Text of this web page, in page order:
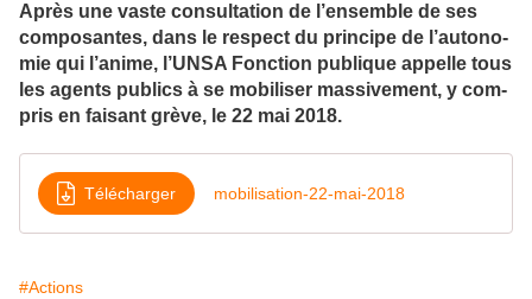
Après une vaste consul­ta­tion de l’ensem­ble de ses
com­po­san­tes, dans le res­pect du prin­cipe de l’auto­no­
mie qui l’anime, l’UNSA Fonction publi­que appelle tous
les agents publics à se mobi­li­ser mas­si­ve­ment, y com­
pris en fai­sant grève, le 22 mai 2018.
Télécharger mobilisation-22-mai-2018
#Actions